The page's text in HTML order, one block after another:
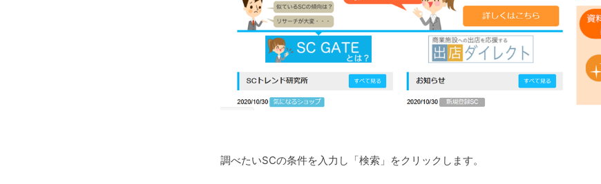
調べたいSCの条件を入力し「検索」をクリックします。